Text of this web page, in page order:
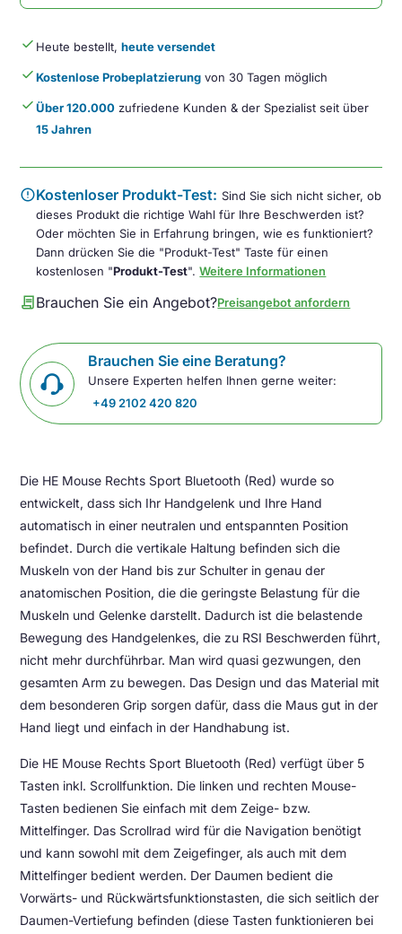
done Heute bestellt,heute versendet
doneKostenlose Probeplatzierung von 30 Tagen möglich
doneÜber 120.000 zufriedene Kunden & der Spezialist seit über
15 Jahren
errorKostenloser Produkt-Test: Sind Sie sich nicht sicher, ob
dieses Produkt die richtige Wahl für Ihre Beschwerden ist?
Oder möchten Sie in Erfahrung bringen, wie es funktioniert?
Dann drücken Sie die "Produkt-Test" Taste für einen
kostenlosen "Produkt-Test".Weitere Informationen
contractBrauchen Sie ein Angebot?Preisangebot anfordern
Brauchen Sie eine Beratung?
Unsere Experten helfen Ihnen gerne weiter:
+49 2102 420 820
Die HE Mouse Rechts Sport Bluetooth (Red) wurde so
entwickelt, dass sich Ihr Handgelenk und Ihre Hand
automatisch in einer neutralen und entspannten Position
befindet. Durch die vertikale Haltung befinden sich die
Muskeln von der Hand bis zur Schulter in genau der
anatomischen Position, die die geringste Belastung für die
Muskeln und Gelenke darstellt. Dadurch ist die belastende
Bewegung des Handgelenkes, die zu RSI Beschwerden führt,
nicht mehr durchführbar. Man wird quasi gezwungen, den
gesamten Arm zu bewegen. Das Design und das Material mit
dem besonderen Grip sorgen dafür, dass die Maus gut in der
Hand liegt und einfach in der Handhabung ist.
Die HE Mouse Rechts Sport Bluetooth (Red) verfügt über 5
Tasten inkl. Scrollfunktion. Die linken und rechten Mouse-
Tasten bedienen Sie einfach mit dem Zeige- bzw.
Mittelfinger. Das Scrollrad wird für die Navigation benötigt
und kann sowohl mit dem Zeigefinger, als auch mit dem
Mittelfinger bedient werden. Der Daumen bedient die
Vorwärts- und Rückwärtsfunktionstasten, die sich seitlich der
Daumen-Vertiefung befinden (diese Tasten funktionieren bei